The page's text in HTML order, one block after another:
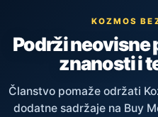
KOZMOS
Podrži neovisne
znanosti i
Članstvo pomaže održati
dodatne sadržaje na Buy